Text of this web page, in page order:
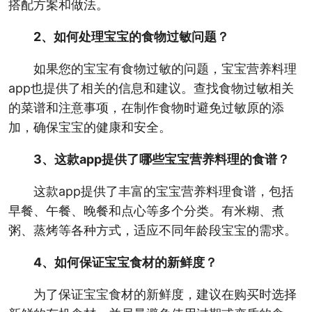
搭配方案和做法。
2、如何处理宝宝的食物过敏问题？
如果您的宝宝有食物过敏的问题，宝宝营养料理
app也提供了相关的信息和建议。查找食物过敏相关
的菜谱和注意事项，在制作食物时避免过敏原的添
加，确保宝宝的健康和安全。
3、这款app提供了哪些宝宝营养料理的食谱？
这款app提供了丰富的宝宝营养料理食谱，包括
早餐、午餐、晚餐和点心等多个分类。有米糊、煮
粥、蒸烤等各种方式，适应不同年龄段宝宝的需求。
4、如何保证宝宝食材的新鲜度？
为了保证宝宝食材的新鲜度，建议在购买时选择